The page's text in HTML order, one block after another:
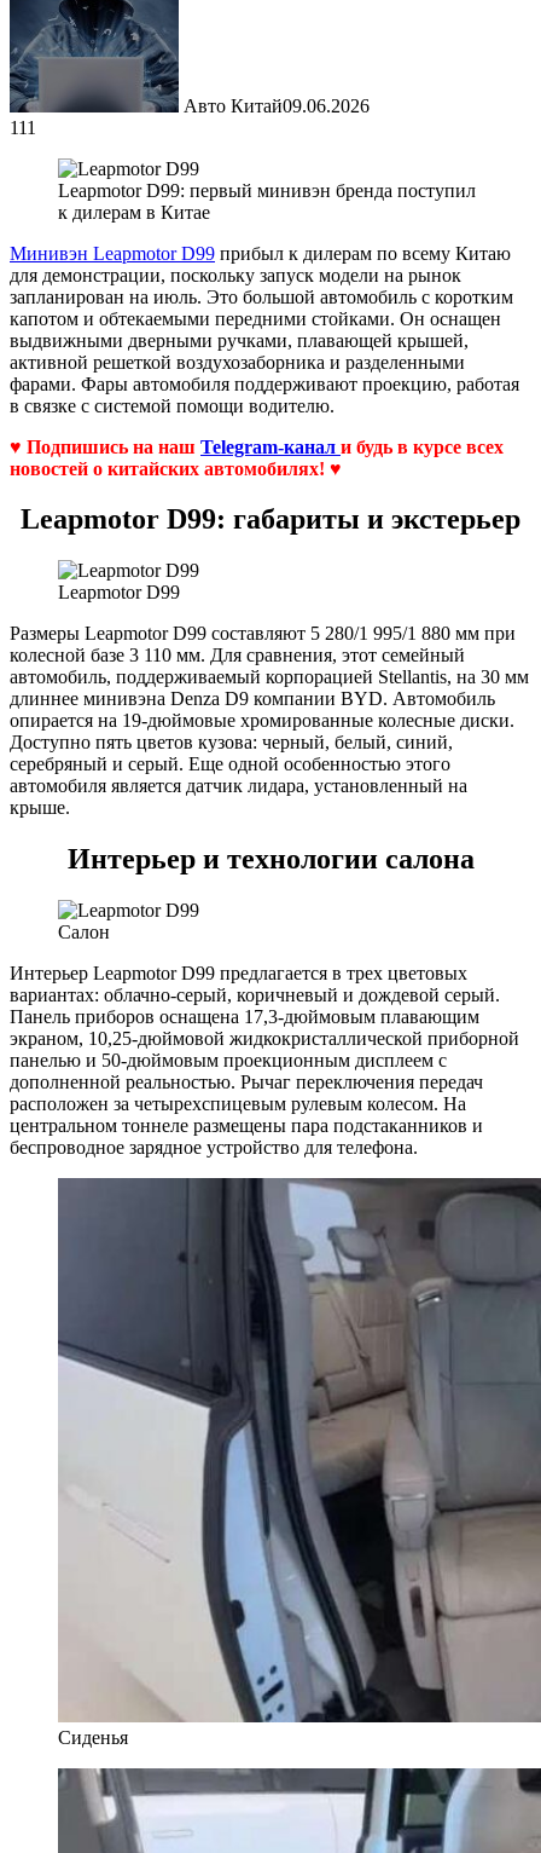
Авто Китай09.06.2026
111
Leapmotor D99: первый минивэн бренда поступил
к дилерам в Китае
Минивэн Leapmotor D99 прибыл к дилерам по всему Китаю
для демонстрации, поскольку запуск модели на рынок
запланирован на июль. Это большой автомобиль с коротким
капотом и обтекаемыми передними стойками. Он оснащен
выдвижными дверными ручками, плавающей крышей,
активной решеткой воздухозаборника и разделенными
фарами. Фары автомобиля поддерживают проекцию, работая
в связке с системой помощи водителю.
♥ Подпишись на наш Telegram-канал и будь в курсе всех
новостей о китайских автомобилях! ♥
Leapmotor D99: габариты и экстерьер
Leapmotor D99
Размеры Leapmotor D99 составляют 5 280/1 995/1 880 мм при
колесной базе 3 110 мм. Для сравнения, этот семейный
автомобиль, поддерживаемый корпорацией Stellantis, на 30 мм
длиннее минивэна Denza D9 компании BYD. Автомобиль
опирается на 19-дюймовые хромированные колесные диски.
Доступно пять цветов кузова: черный, белый, синий,
серебряный и серый. Еще одной особенностью этого
автомобиля является датчик лидара, установленный на
крыше.
Интерьер и технологии салона
Салон
Интерьер Leapmotor D99 предлагается в трех цветовых
вариантах: облачно-серый, коричневый и дождевой серый.
Панель приборов оснащена 17,3-дюймовым плавающим
экраном, 10,25-дюймовой жидкокристаллической приборной
панелью и 50-дюймовым проекционным дисплеем с
дополненной реальностью. Рычаг переключения передач
расположен за четырехспицевым рулевым колесом. На
центральном тоннеле размещены пара подстаканников и
беспроводное зарядное устройство для телефона.
Сиденья